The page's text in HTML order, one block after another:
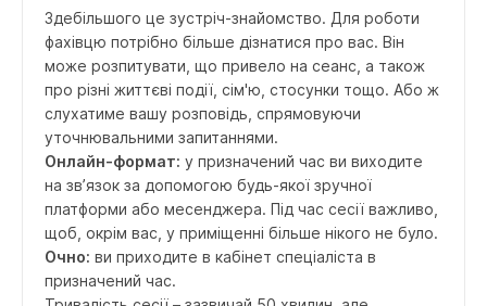
Здебільшого це зустріч-знайомство. Для роботи
фахівцю потрібно більше дізнатися про вас. Він
може розпитувати, що привело на сеанс, а також
про різні життєві події, сім'ю, стосунки тощо. Або ж
слухатиме вашу розповідь, спрямовуючи
уточнювальними запитаннями.
Онлайн-формат: у призначений час ви виходите
на зв’язок за допомогою будь-якої зручної
платформи або месенджера. Під час сесії важливо,
щоб, окрім вас, у приміщенні більше нікого не було.
Очно: ви приходите в кабінет спеціаліста в
призначений час.